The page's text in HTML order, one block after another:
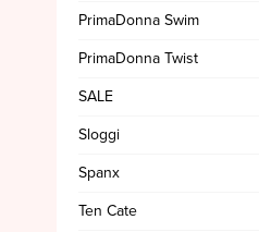
PrimaDonna Swim
PrimaDonna Twist
SALE
Sloggi
Spanx
Ten Cate